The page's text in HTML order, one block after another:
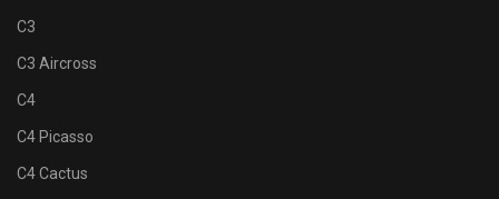
C3
C3 Aircross
C4
C4 Picasso
C4 Cactus